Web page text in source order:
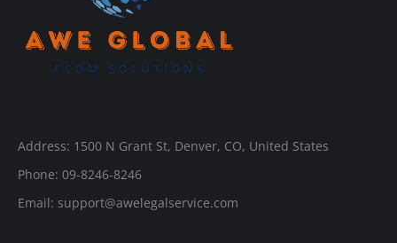
Address: 1500 N Grant St, Denver, CO, United States
Phone: 09-8246-8246
Email: support@awelegalservice.com